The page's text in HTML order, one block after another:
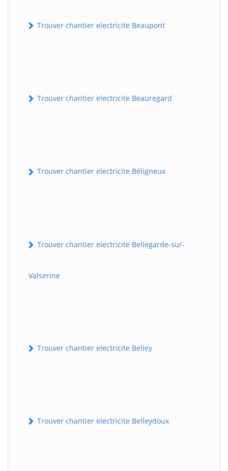
Trouver chantier electricite Beaupont
Trouver chantier electricite Beauregard
Trouver chantier electricite Béligneux
Trouver chantier electricite Bellegarde-sur-
Valserine
Trouver chantier electricite Belley
Trouver chantier electricite Belleydoux